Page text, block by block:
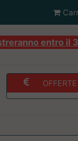
entro il
OFFERTE